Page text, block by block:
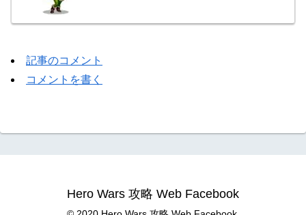
記事のコメント
コメントを書く
Hero Wars 攻略 Web Facebook